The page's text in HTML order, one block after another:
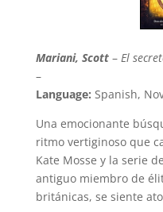
Mariani, Scott– El
–
Language: Spanish,
Una emocionante
ritmo vertiginoso que
Kate Mosse y la serie
antiguo miembro de
británicas, se siente